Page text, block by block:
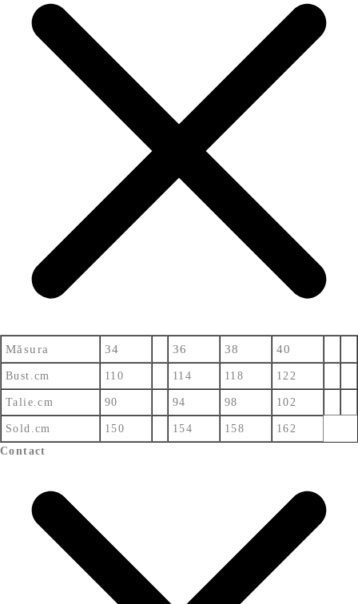
Măsura 34 36 38 40
Bust.cm 110 114 118 122
Talie.cm 90 94 98 102
Sold.cm 150 154 158
162
Contact